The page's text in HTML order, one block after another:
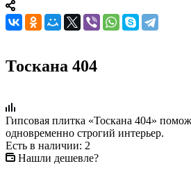
Тоскана 404
Гипсовая плитка «Тоскана 404»
одновременно строгий интерьер.
Есть в наличии: 2
Нашли дешевле?